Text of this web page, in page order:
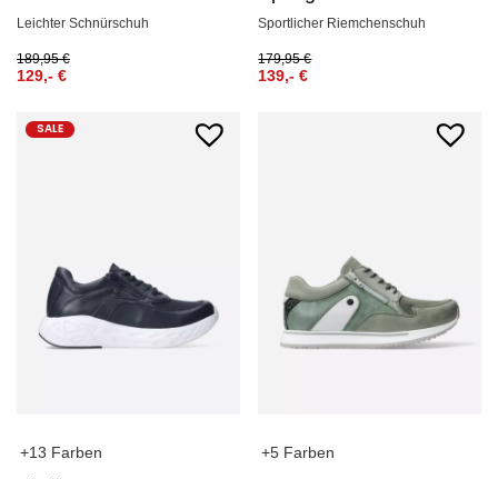
Leichter Schnürschuh
189,95€
129,- €
Sportlicher Riemchenschuh
179,95€
139,-€
SALE
+13 Farben +5 Farben